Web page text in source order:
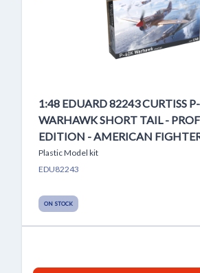
1:48 EDUARD 82243 CURTISS
WARHAWK SHORT TAIL -
EDITION - AMERICAN
Plastic Model kit
EDU82243
ON STOCK